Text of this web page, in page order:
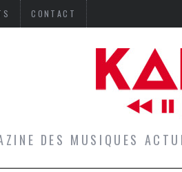
CONTACT
DES MUSIQUES